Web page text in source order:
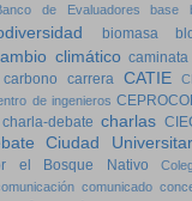
de Evaluadores base
biomasa
climático caminata
carbono carrera CATIE
de ingenieros
charla-debate charlas
Ciudad
el Bosque Nativo
comunicado